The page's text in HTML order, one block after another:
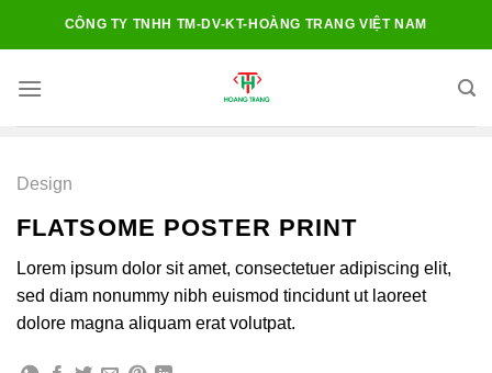
dung
CÔNG TY TNHH TM-DV-KT-HOÀNG TRANG VIỆT NAM
Design
FLATSOME POSTER PRINT
Lorem ipsum dolor sit amet, consectetuer adipiscing elit,
sed diam nonummy nibh euismod tincidunt ut laoreet
dolore magna aliquam erat volutpat.